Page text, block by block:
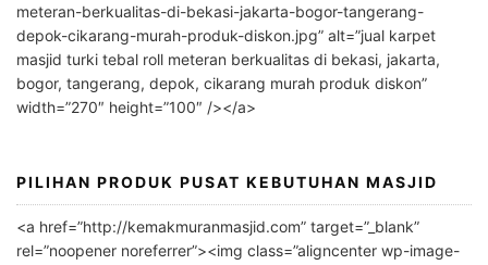
a
t
i
v
meteran-berkualitas-di-bekasi-jakarta-bogor-tangerang-
depok-cikarang-murah-produk-diskon.jpg” alt=”jual karpet
masjid turki tebal roll meteran berkualitas di bekasi, jakarta,
bogor, tangerang, depok, cikarang murah produk diskon”
width=”270″ height=”100″ /></a>
PILIHAN PRODUK PUSAT KEBUTUHAN MASJID
<a href=”http://kemakmuranmasjid.com” target=”_blank”
rel=”noopener noreferrer”><img class=”aligncenter wp-image-